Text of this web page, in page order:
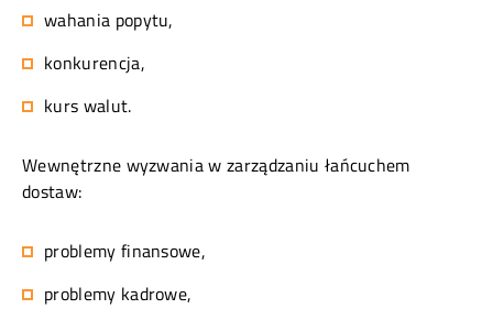
wahania popytu,
konkurencja,
kurs walut.
Wewnętrzne wyzwania w zarządzaniu łańcuchem
dostaw:
problemy finansowe,
problemy kadrowe,